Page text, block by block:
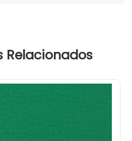
Relacionados